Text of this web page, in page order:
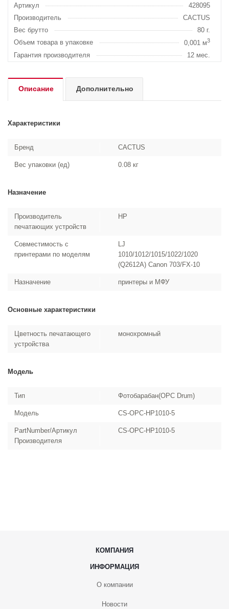
Артикул
428095
Производитель
CACTUS
Вес брутто
80 г.
Объем товара в упаковке
0,001 м3
Гарантия производителя 12 мес.
Описание Дополнительно
Характеристики
Бренд CACTUS
Вес упаковки (ед) 0.08 кг
Назначение
Производитель
печатающих устройств
HP
Совместимость с
принтерами по моделям
LJ
1010/1012/1015/1022/1020
(Q2612A) Canon 703/FX-10
Назначение принтеры и МФУ
Основные характеристики
Цветность печатающего
устройства
монохромный
Модель
Тип Фотобарабан(OPC Drum)
Модель CS-OPC-HP1010-5
PartNumber/Артикул
Производителя
CS-OPC-HP1010-5
КОМПАНИЯ
ИНФОРМАЦИЯ
О компании
Новости